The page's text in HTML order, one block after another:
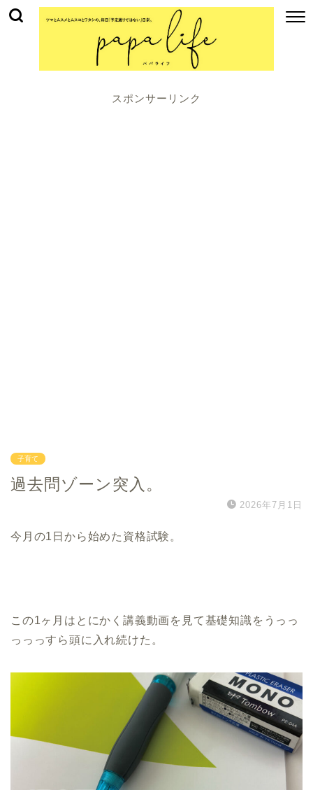
スポンサーリンク
子育て
過去問ゾーン突入。
2026年7月1日
今月の1日から始めた資格試験。
この1ヶ月はとにかく講義動画を見て基礎知識をうっっ
っっっすら頭に入れ続けた。